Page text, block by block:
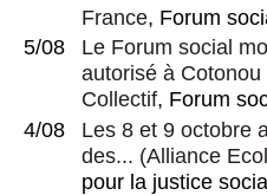
France, Forum
5/08
Le Forum social
autorisé à Cotonou
Collectif, Forum
4/08
Les 8 et 9 octobre
des... (Alliance
pour la justice